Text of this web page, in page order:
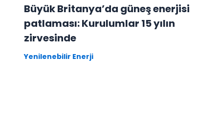
Büyük Britanya’da güneş enerjisi
patlaması: Kurulumlar 15 yılın
zirvesinde
Yenilenebilir Enerji